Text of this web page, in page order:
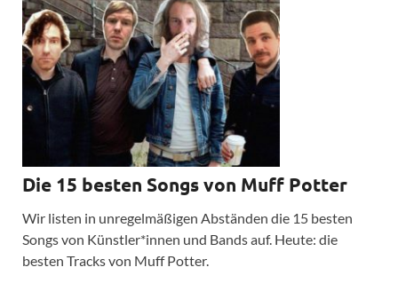
Die 15 besten Songs von Muff Potter
Wir listen in unregelmäßigen Abständen die 15 besten
Songs von Künstler*innen und Bands auf. Heute: die
besten Tracks von Muff Potter.